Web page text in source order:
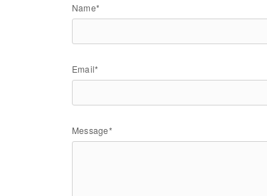
Name*
Email*
Message*